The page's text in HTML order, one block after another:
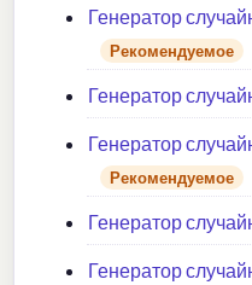
Генератор
Рекомендуемое
Генератор
Генератор
Рекомендуемое
Генератор
Генератор